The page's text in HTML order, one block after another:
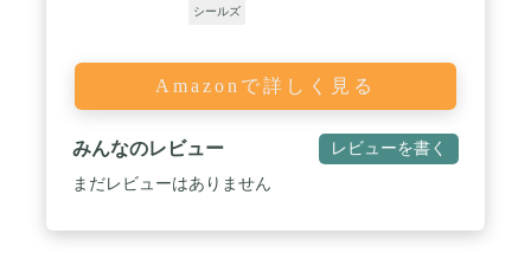
シールズ
Amazonで詳しく見る
みんなのレビュー レビューを書く
まだレビューはありません